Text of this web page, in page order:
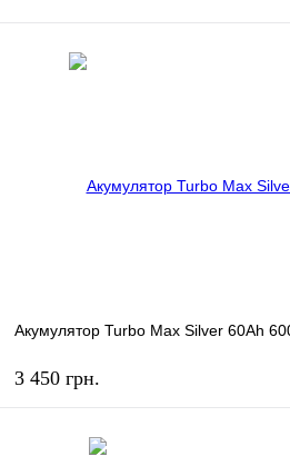
Акумулятор Turbo Max Silver 60Ah
3 450 грн.